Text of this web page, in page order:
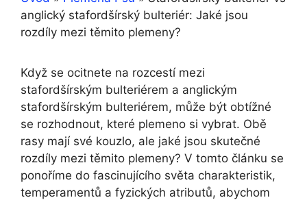
anglický stafordšírský bulteriér: Jaké jsou
rozdíly mezi těmito plemeny?
Když se ocitnete na rozcestí mezi
stafordšírským bulteriérem a anglickým
stafordšírským bulteriérem, může být obtížné
se rozhodnout, které plemeno si vybrat. Obě
rasy mají své kouzlo, ale jaké jsou skutečné
rozdíly mezi těmito plemeny? V tomto článku se
ponoříme do fascinujícího světa charakteristik,
temperamentů a fyzických atributů, abychom